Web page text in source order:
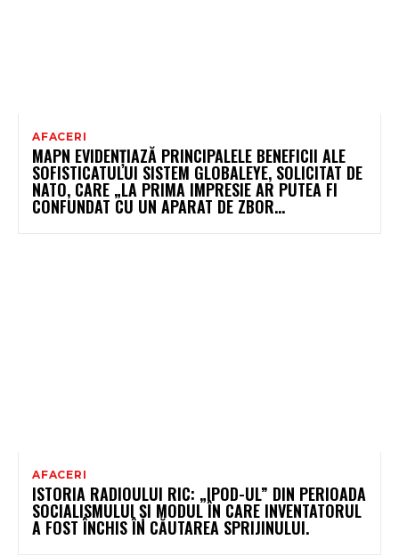
AFACERI
MAPN EVIDENȚIAZĂ PRINCIPALELE BENEFICII ALE
SOFISTICATULUI SISTEM GLOBALEYE, SOLICITAT DE
NATO, CARE „LA PRIMA IMPRESIE AR PUTEA FI
CONFUNDAT CU UN APARAT DE ZBOR...
AFACERI
ISTORIA RADIOULUI RIC: „IPOD-UL” DIN PERIOADA
SOCIALISMULUI ȘI MODUL ÎN CARE INVENTATORUL
A FOST ÎNCHIS ÎN CĂUTAREA SPRIJINULUI.